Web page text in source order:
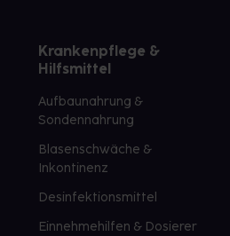
Krankenpflege &
Hilfsmittel
Aufbaunahrung &
Sondennahrung
Blasenschwäche &
Inkontinenz
Desinfektionsmittel
Einnehmehilfen & Dosierer